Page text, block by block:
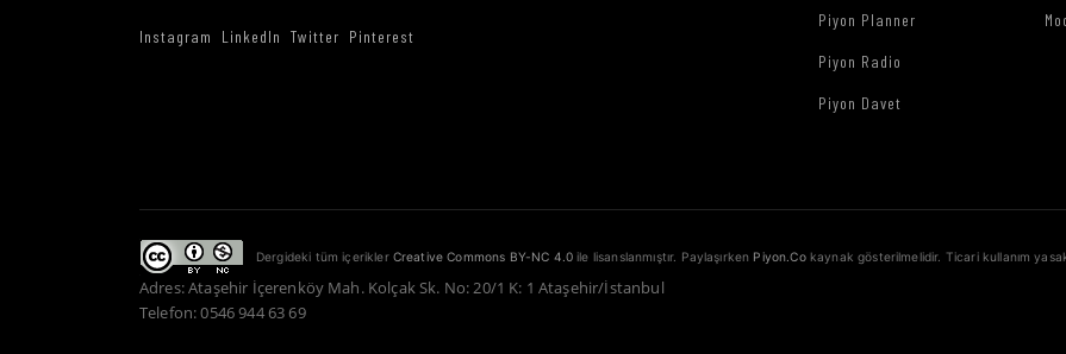
Instagram LinkedIn Twitter Pinterest
Piyon Planner
Piyon Radio
Piyon Davet
Dergideki tüm içerikler Creative Commons BY-NC 4.0 ile lisanslanmıştır. Paylaşırken Piyon.Cokaynak gösterilmelidir. Ticari kullanım
Adres: Ataşehir İçerenköy Mah. Kolçak Sk. No: 20/1 K: 1 Ataşehir/İstanbul
Telefon: 0546 944 63 69